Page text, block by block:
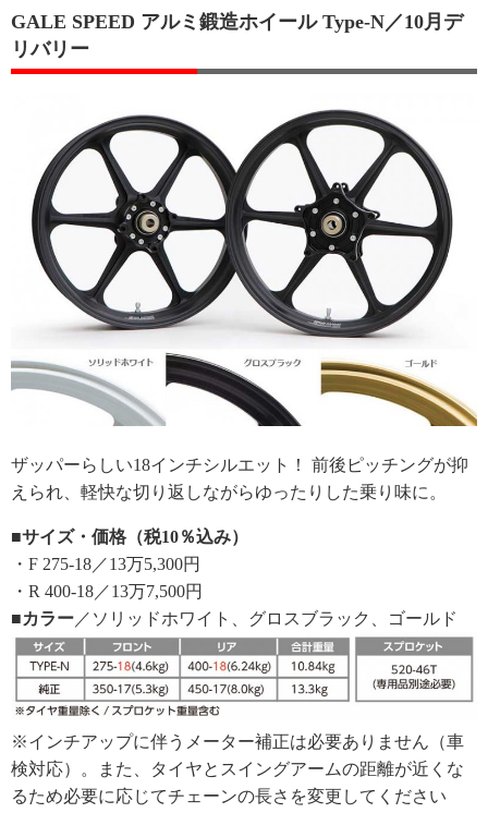
GALE SPEED アルミ鍛造ホイール Type-N／10月デ
リバリー
ザッパーらしい18インチシルエット！ 前後ピッチングが抑
えられ、軽快な切り返しながらゆったりした乗り味に。
■サイズ・価格（税10％込み）
・F 275-18／13万5,300円
・R 400-18／13万7,500円
■カラー ／ソリッドホワイト、グロスブラック、ゴールド
※インチアップに伴うメーター補正は必要ありません（車
検対応）。また、タイヤとスイングアームの距離が近くな
るため必要に応じてチェーンの長さを変更してください